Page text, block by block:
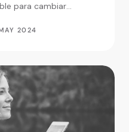
para cambiar
2024